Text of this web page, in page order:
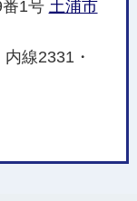
1号 土浦市
線2331・